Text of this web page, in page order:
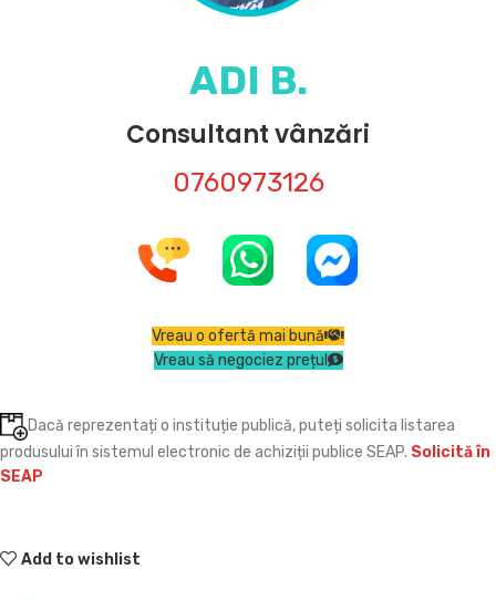
ADI B.
Consultant vânzări
0760973126
Vreau o ofertă mai bună
Vreau să negociez prețul
Dacă reprezentați o instituție publică, puteți solicita listarea
produsului în sistemul electronic de achiziții publice SEAP. Solicită în
SEAP
Add to wishlist